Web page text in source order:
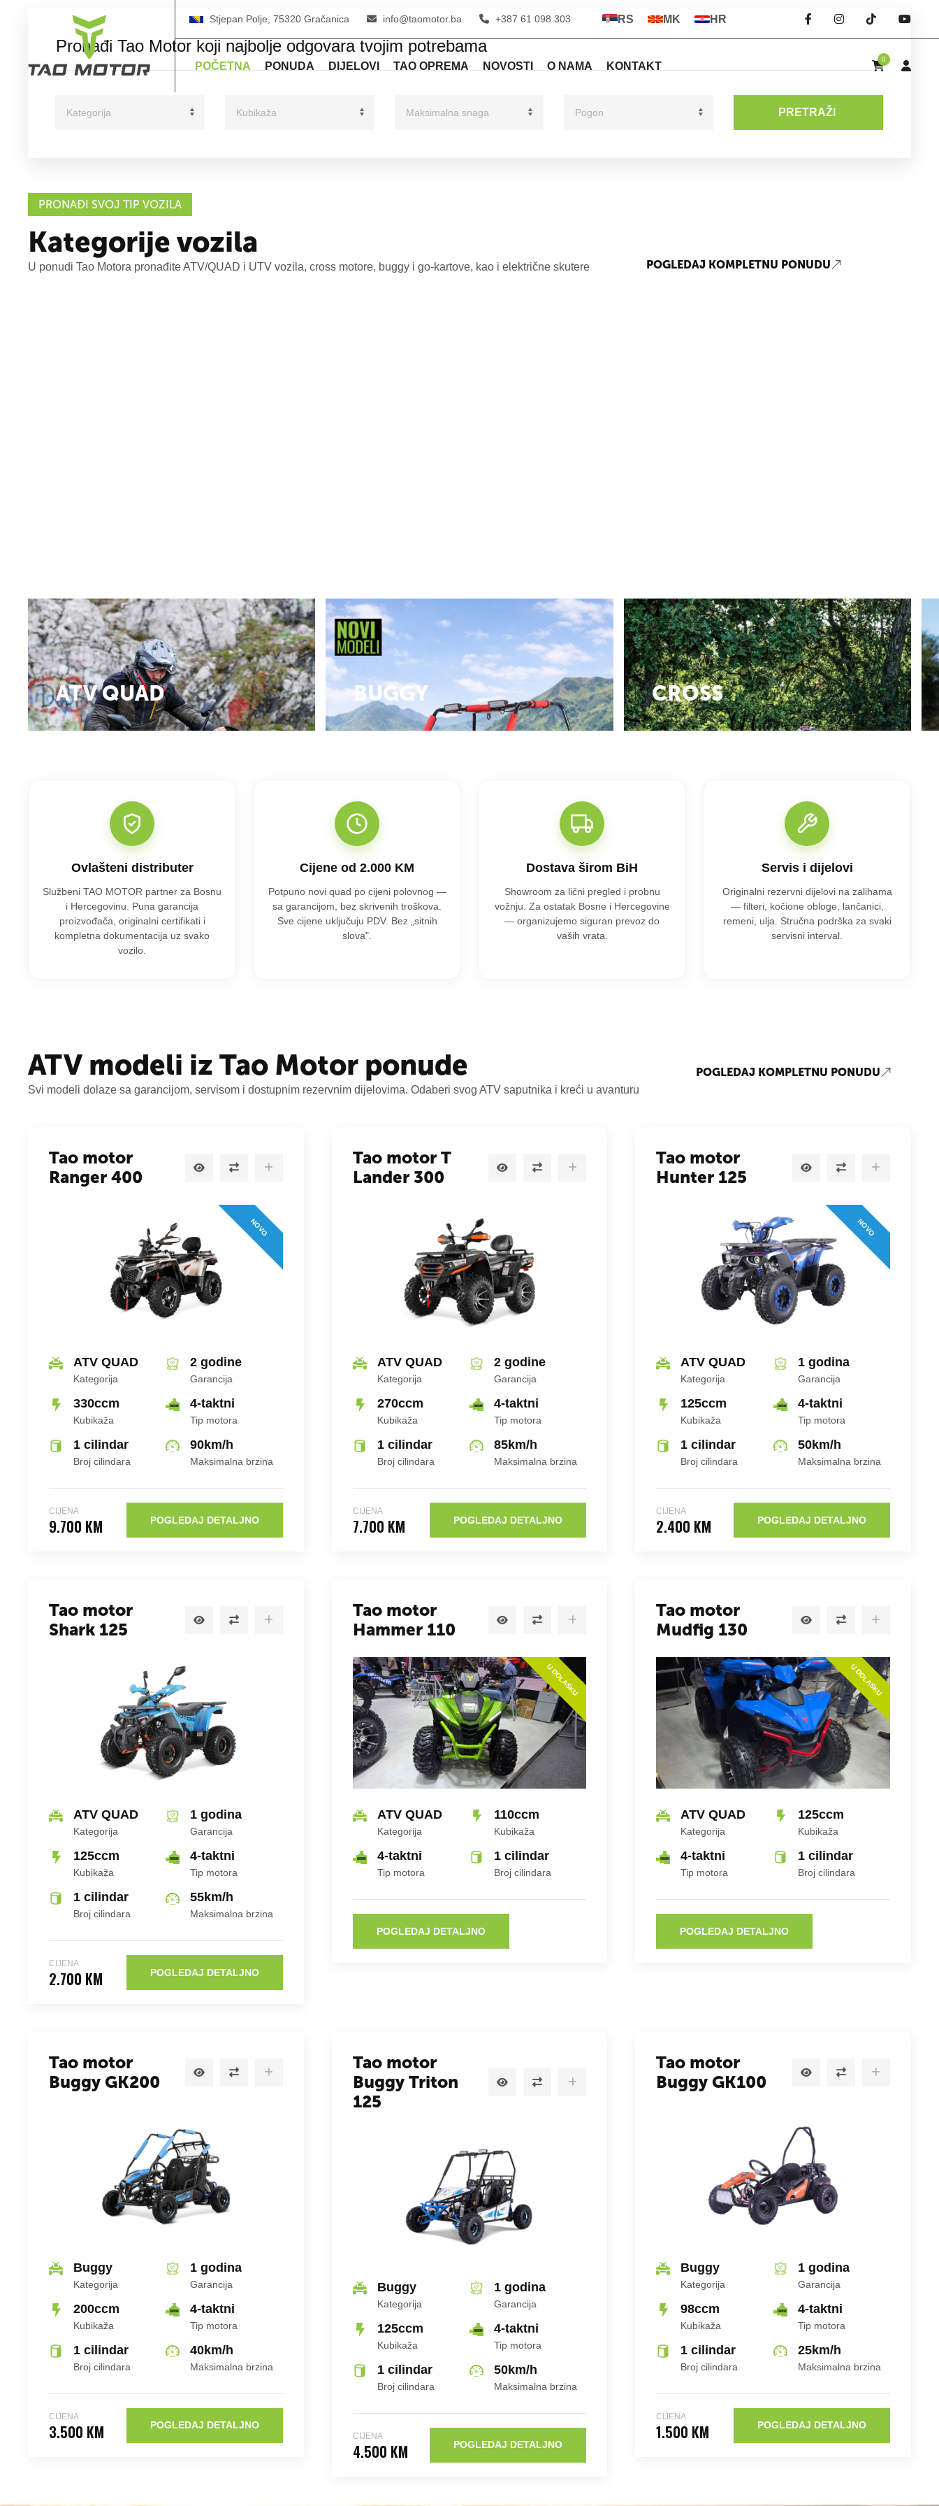
Stjepan Polje, 75320 Gračanica info@taomotor.ba +387 61 098 303 RS MK HR
POČETNA PONUDA DIJELOVI TAO OPREMA NOVOSTI O NAMA KONTAKT
0
Pronađi Tao Motor koji najbolje odgovara tvojim potrebama
PRETRAŽI
PRONAĐI SVOJ TIP VOZILA
Kategorije vozila
U ponudi Tao Motora pronađite ATV/QUAD i UTV vozila, cross motore, buggy i go-kartove, kao i električne skutere POGLEDAJ KOMPLETNU PONUDU
ATV QUAD BUGGY CROSS
Ovlašteni distributer
Službeni TAO MOTOR partner za Bosnu
i Hercegovinu. Puna garancija
proizvođača, originalni certifikati i
kompletna dokumentacija uz svako
vozilo.
Cijene od 2.000 KM
Potpuno novi quad po cijeni polovnog —
sa garancijom, bez skrivenih troškova.
Sve cijene uključuju PDV. Bez „sitnih
slova".
Dostava širom BiH
Showroom za lični pregled i probnu
vožnju. Za ostatak Bosne i Hercegovine
— organizujemo siguran prevoz do
vaših vrata.
Servis i dijelovi
Originalni rezervni dijelovi na zalihama
— filteri, kočione obloge, lančanici,
remeni, ulja. Stručna podrška za svaki
servisni interval.
ATV modeli iz Tao Motor ponude
Svi modeli dolaze sa garancijom, servisom i dostupnim rezervnim dijelovima. Odaberi svog ATV saputnika i kreći u avanturu
POGLEDAJ KOMPLETNU PONUDU
Tao motor
Ranger 400
NOVO
ATV QUAD
Kategorija
2 godine
Garancija
330ccm
Kubikaža
4-taktni
Tip motora
1 cilindar
Broj cilindara
90km/h
Maksimalna brzina
CIJENA
9.700 KM POGLEDAJ DETALJNO
Tao motor T
Lander 300
ATV QUAD
Kategorija
2 godine
Garancija
270ccm
Kubikaža
4-taktni
Tip motora
1 cilindar
Broj cilindara
85km/h
Maksimalna brzina
CIJENA
7.700 KM POGLEDAJ DETALJNO
Tao motor
Hunter 125
NOVO
ATV QUAD
Kategorija
1 godina
Garancija
125ccm
Kubikaža
4-taktni
Tip motora
1 cilindar
Broj cilindara
50km/h
Maksimalna brzina
CIJENA
2.400 KM POGLEDAJ DETALJNO
Tao motor
Shark 125
ATV QUAD
Kategorija
1 godina
Garancija
125ccm
Kubikaža
4-taktni
Tip motora
1 cilindar
Broj cilindara
55km/h
Maksimalna brzina
CIJENA
2.700 KM POGLEDAJ DETALJNO
Tao motor
Hammer 110
U DOLASKU
ATV QUAD
Kategorija
110ccm
Kubikaža
4-taktni
Tip motora
1 cilindar
Broj cilindara
POGLEDAJ DETALJNO
Tao motor
Mudfig 130
U DOLASKU
ATV QUAD
Kategorija
125ccm
Kubikaža
4-taktni
Tip motora
1 cilindar
Broj cilindara
POGLEDAJ DETALJNO
Tao motor
Buggy GK200
Buggy
Kategorija
1 godina
Garancija
200ccm
Kubikaža
4-taktni
Tip motora
1 cilindar
Broj cilindara
40km/h
Maksimalna brzina
CIJENA
3.500 KM POGLEDAJ DETALJNO
Tao motor
Buggy Triton
125
Buggy
Kategorija
1 godina
Garancija
125ccm
Kubikaža
4-taktni
Tip motora
1 cilindar
Broj cilindara
50km/h
Maksimalna brzina
CIJENA
4.500 KM POGLEDAJ DETALJNO
Tao motor
Buggy GK100
Buggy
Kategorija
1 godina
Garancija
98ccm
Kubikaža
4-taktni
Tip motora
1 cilindar
Broj cilindara
25km/h
Maksimalna brzina
CIJENA
1.500 KM POGLEDAJ DETALJNO